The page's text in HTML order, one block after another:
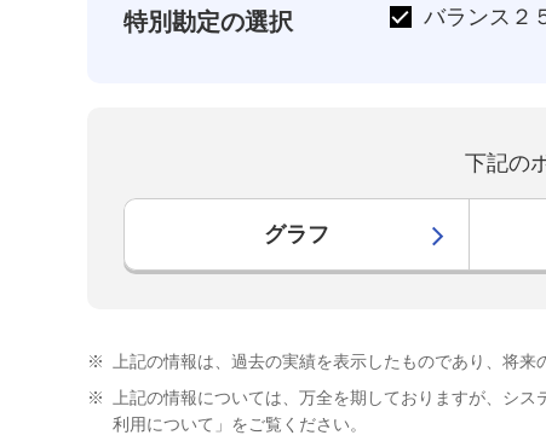
特別勘定の選択 バランス２
下記の
グラフ
※
上記の情報は、過去の実績を表示したものであり、将来
※
上記の情報については、万全を期しておりますが、シ
利用について」をご覧ください。